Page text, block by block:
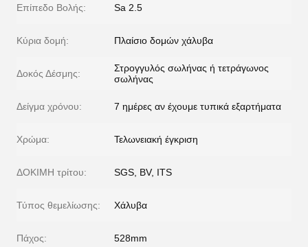
Επίπεδο Βολής: Sa 2.5
Κύρια δομή: Πλαίσιο δομών χάλυβα
Δοκός Δέσμης:
Στρογγυλός σωλήνας ή τετράγωνος
σωλήνας
Δείγμα χρόνου: 7 ημέρες αν έχουμε τυπικά εξαρτήματα
Χρώμα: Τελωνειακή έγκριση
ΔΟΚΙΜΗ τρίτου: SGS, BV, ITS
Τύπος θεμελίωσης: Χάλυβα
Πάχος: 528mm